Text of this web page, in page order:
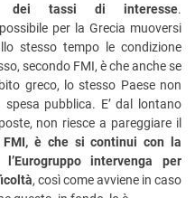
dei tassi di interesse.
per la Grecia muoversi
stesso tempo le condizione
secondo FMI, è che anche se
greco, lo stesso Paese non
pubblica. E’ dal lontano
non riesce a pareggiare il
FMI, è che si continui con la
intervenga per
, così come avviene in caso